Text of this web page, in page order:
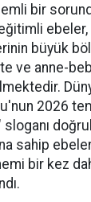
bir
ebeler,
büyük
ve anne-
2026
sloganı
sahip
bir kez